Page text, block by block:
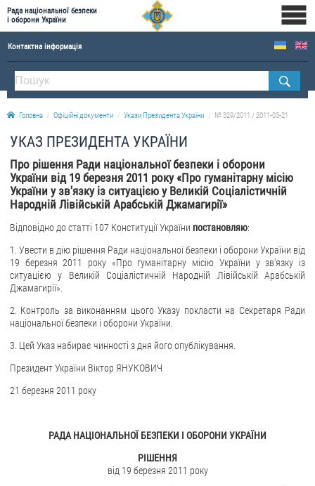
Рада національної безпеки
і оборони України
Контактна інформація
ПРО РНБОУ
Склад Ради національної безпеки і оборони України
Апарат Ради національної безпеки і оборони України
Правова основа діяльності Ради національної безпеки і оборони України
Історична довідка про діяльність Ради національної безпеки і оборони України
ОФІЦІЙНІ ДОКУМЕНТИ
Новини
Drone Deals
Фотогалерея
Відеогалерея
Звернення громадян
Електронне звернення
Запит на отримання публічної інформації
Головна Офіційні документи Укази Президента України № 329/2011 / 2011-03-21
УКАЗ ПРЕЗИДЕНТА УКРАЇНИ
Про рішення Ради національної безпеки і оборони
України від 19 березня 2011 року «Про гуманітарну місію
України у зв'язку із ситуацією у Великій Соціалістичній
Народній Лівійській Арабській Джамагирії»
Відповідно до статті 107 Конституції України постановляю:
1. Увести в дію рішення Ради національної безпеки і оборони України від
19 березня 2011 року «Про гуманітарну місію України у зв'язку із
ситуацією у Великій Соціалістичній Народній Лівійській Арабській
Джамагирії».
2. Контроль за виконанням цього Указу покласти на Секретаря Ради
національної безпеки і оборони України.
3. Цей Указ набирає чинності з дня його опублікування.
Президент України Віктор ЯНУКОВИЧ
21 березня 2011 року
РАДА НАЦІОНАЛЬНОЇ БЕЗПЕКИ І ОБОРОНИ УКРАЇНИ
РІШЕННЯ
від 19 березня 2011 року